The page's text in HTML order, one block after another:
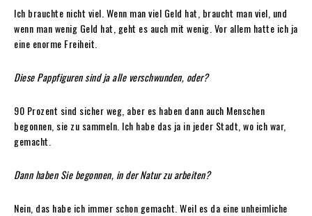
Ich brauchte nicht viel. Wenn man viel Geld hat, braucht man viel, und
wenn man wenig Geld hat, geht es auch mit wenig. Vor allem hatte ich ja
eine enorme Freiheit.
Diese Pappfiguren sind ja alle verschwunden, oder?
90 Prozent sind sicher weg, aber es haben dann auch Menschen
begonnen, sie zu sammeln. Ich habe das ja in jeder Stadt, wo ich war,
gemacht.
Dann haben Sie begonnen, in der Natur zu arbeiten?
Nein, das habe ich immer schon gemacht. Weil es da eine unheimliche